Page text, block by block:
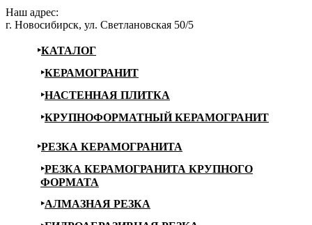
Наш адрес:
г. Новосибирск, ул. Светлановская 50/5
КАТАЛОГ
КЕРАМОГРАНИТ
НАСТЕННАЯ ПЛИТКА
КРУПНОФОРМАТНЫЙ КЕРАМОГРАНИТ
РЕЗКА КЕРАМОГРАНИТА
РЕЗКА КЕРАМОГРАНИТА КРУПНОГО
ФОРМАТА
АЛМАЗНАЯ РЕЗКА